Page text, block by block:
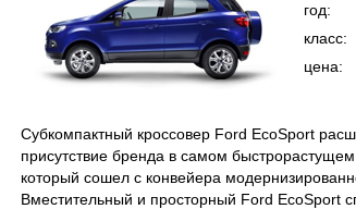
год:
класс:
цена:
Субкомпактный кроссовер Ford EcoSport
присутствие бренда в самом
который сошел с конвейера
Вместительный и просторный Ford EcoSport